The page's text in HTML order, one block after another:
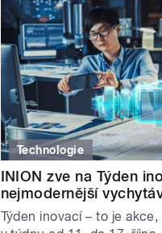
Technologie
INION zve na Týden
nejmodernější
Týden inovací – to je